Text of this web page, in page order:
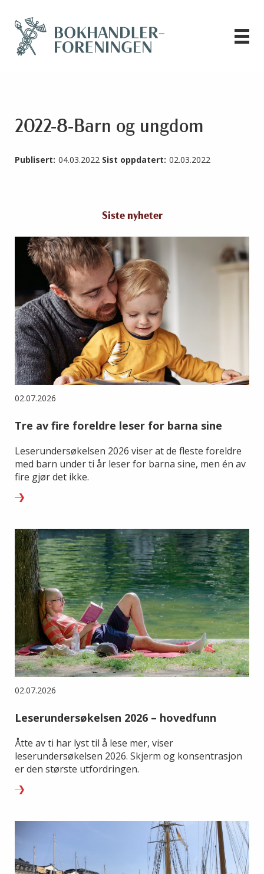
2022-8-Barn og ungdom
Publisert: 04.03.2022 Sist oppdatert: 02.03.2022
Siste nyheter
02.07.2026
Tre av fire foreldre leser for barna sine
Leserundersøkelsen 2026 viser at de fleste foreldre
med barn under ti år leser for barna sine, men én av
fire gjør det ikke.
02.07.2026
Leserundersøkelsen 2026 – hovedfunn
Åtte av ti har lyst til å lese mer, viser
leserundersøkelsen 2026. Skjerm og konsentrasjon
er den største utfordringen.